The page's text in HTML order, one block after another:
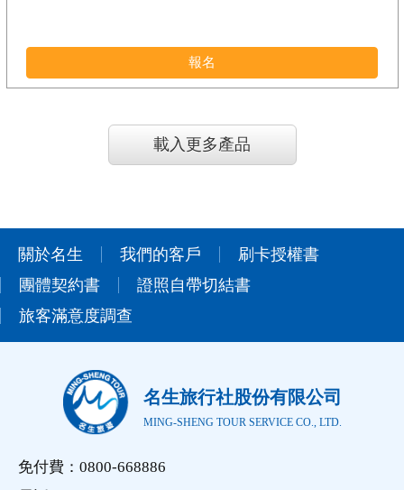
報名
載入更多產品
關於名生 我們的客戶
刷卡授權書
團體契約書
證照自帶切結書
旅客滿意度調查
名生旅行社股份有限公司
MING-SHENG TOUR SERVICE CO., LTD.
免付費：0800-668886